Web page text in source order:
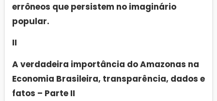
errôneos que persistem no imaginário
popular.
II
A verdadeira importância do Amazonas na
Economia Brasileira, transparência, dados e
fatos – Parte II